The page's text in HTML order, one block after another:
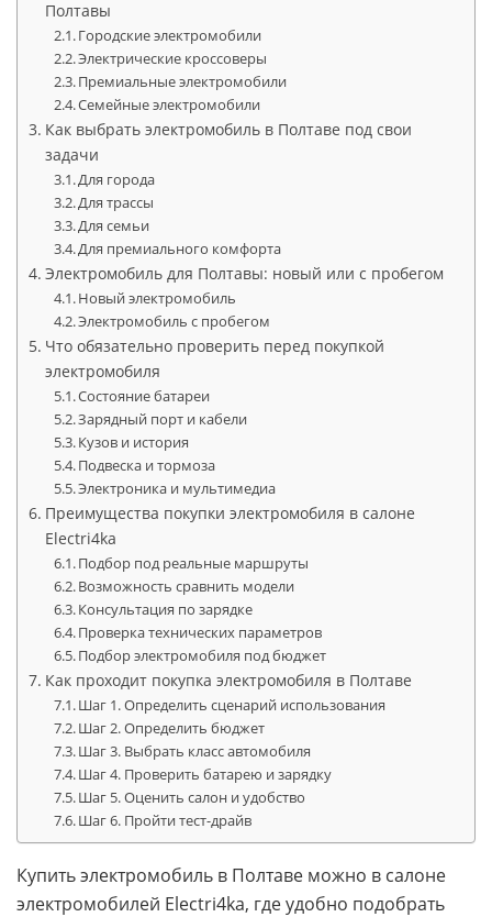
Полтавы
Городские электромобили
Электрические кроссоверы
Премиальные электромобили
Семейные электромобили
Как выбрать электромобиль в Полтаве под свои
задачи
Для города
Для трассы
Для семьи
Для премиального комфорта
Электромобиль для Полтавы: новый или с пробегом
Новый электромобиль
Электромобиль с пробегом
Что обязательно проверить перед покупкой
электромобиля
Состояние батареи
Зарядный порт и кабели
Кузов и история
Подвеска и тормоза
Электроника и мультимедиа
Преимущества покупки электромобиля в салоне
Electri4ka
Подбор под реальные маршруты
Возможность сравнить модели
Консультация по зарядке
Проверка технических параметров
Подбор электромобиля под бюджет
Как проходит покупка электромобиля в Полтаве
Шаг 1. Определить сценарий использования
Шаг 2. Определить бюджет
Шаг 3. Выбрать класс автомобиля
Шаг 4. Проверить батарею и зарядку
Шаг 5. Оценить салон и удобство
Шаг 6. Пройти тест-драйв
Купить электромобиль в Полтаве можно в салоне
электромобилей Electri4ka, где удобно подобрать